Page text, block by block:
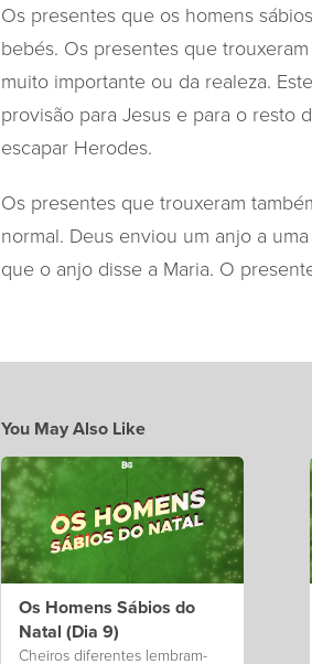
Os presentes que os homens
bebés. Os presentes que
muito importante ou da realeza.
provisão para Jesus e para o resto
escapar Herodes.
Os presentes que trouxeram
normal. Deus enviou um anjo a
que o anjo disse a Maria. O
You May Also Like
Os Homens Sábios do
Natal (Dia 9)
Cheiros diferentes lembram-